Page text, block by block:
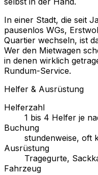
In einer Stadt, die seit
pausenlos WGs,
Quartier wechseln, ist
Wer den Mietwagen
in denen wirklich
Rundum-Service.
Helfer & Ausrüstung
Helferzahl
1 bis 4 Helfer je
Buchung
stundenweise, oft
Ausrüstung
Tragegurte,
Fahrzeug